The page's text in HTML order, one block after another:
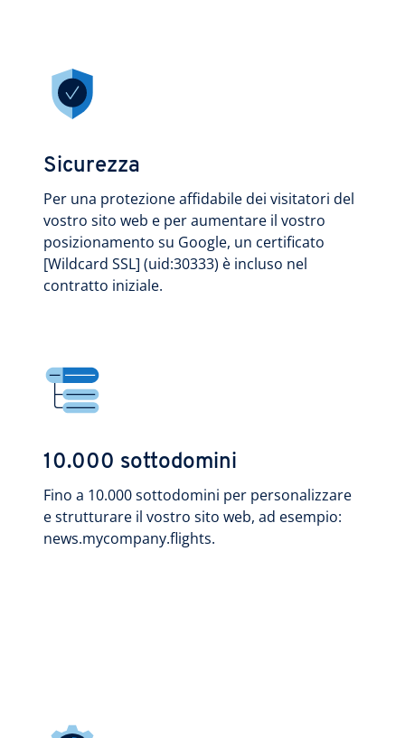
Sicurezza
Per una protezione affidabile dei visitatori del
vostro sito web e per aumentare il vostro
posizionamento su Google, un certificato
[Wildcard SSL] (uid:30333) è incluso nel
contratto iniziale.
10.000 sottodomini
Fino a 10.000 sottodomini per personalizzare
e strutturare il vostro sito web, ad esempio:
news.mycompany.flights.